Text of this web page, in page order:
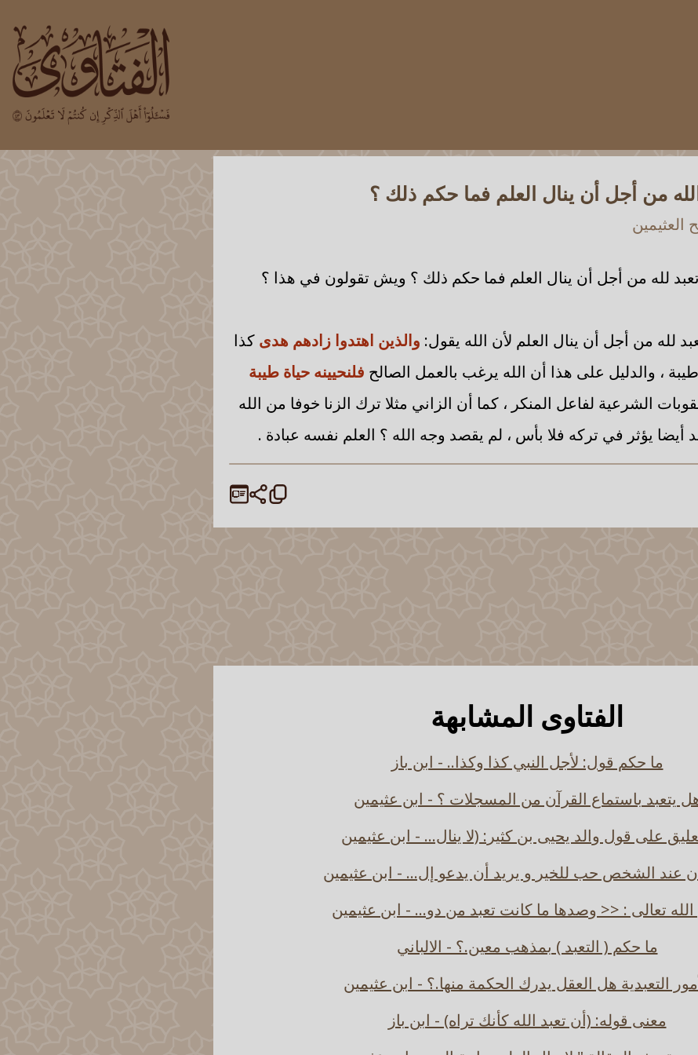
من أجل أن ينال العلم فما حكم ذلك ؟
لله من أجل أن ينال العلم فما حكم ذلك ؟ ويش تقولون في هذا ؟
لله من أجل أن ينال العلم لأن الله يقول: والذين اهتدوا زادهم هدى كذا
، والدليل على هذا أن الله يرغب بالعمل الصالح فلنحيينه حياة طيبة
الشرعية لفاعل المنكر ، كما أن الزاني مثلا ترك الزنا خوفا من الله
يؤثر في تركه فلا بأس ، لم يقصد وجه الله ؟ العلم نفسه عبادة .
الفتاوى المشابهة
ما حكم قول: لأجل النبي كذا وكذا.. - ابن باز
يتعبد باستماع القرآن من المسجلات ؟ - ابن عثيمين
على قول والد يحيى بن كثير: (لا ينال... - ابن عثيمين
عند الشخص حب للخير و يريد أن يدعو إل... - ابن عثيمين
تعالى : << وصدها ما كانت تعبد من دو... - ابن عثيمين
ما حكم ( التعبد ) بمذهب معين.؟ - الالباني
التعبدية هل العقل يدرك الحكمة منها.؟ - ابن عثيمين
معنى قوله: (أن تعبد الله كأنك تراه) - ابن باز